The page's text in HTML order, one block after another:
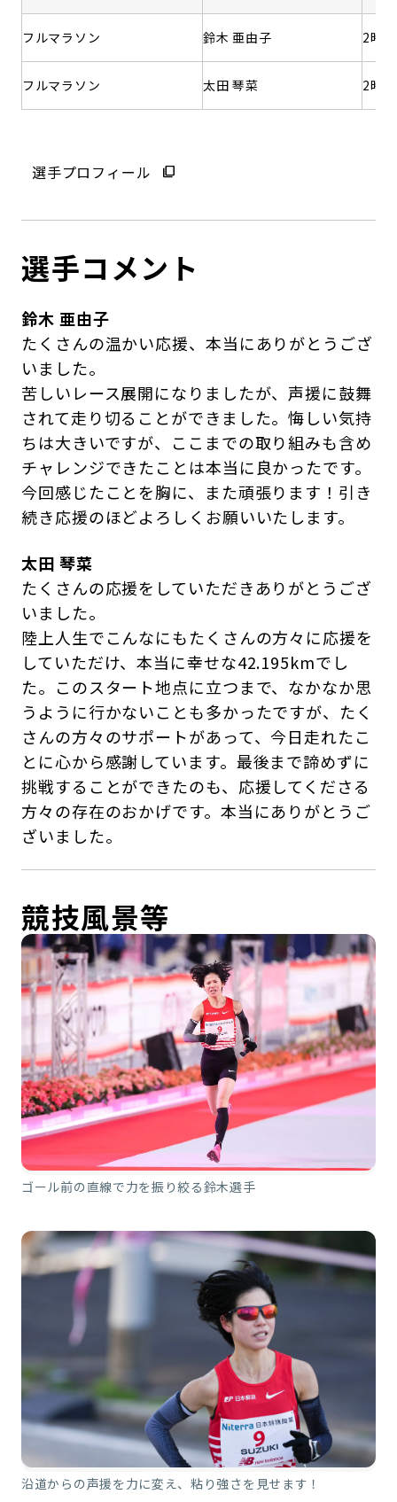
フルマラソン 鈴木 亜由子 2時
フルマラソン 太田 琴菜 2時
選手プロフィール
選手コメント
鈴木 亜由子
たくさんの温かい応援、本当にありがとうござ
いました。
苦しいレース展開になりましたが、声援に鼓舞
されて走り切ることができました。悔しい気持
ちは大きいですが、ここまでの取り組みも含め
チャレンジできたことは本当に良かったです。
今回感じたことを胸に、また頑張ります！引き
続き応援のほどよろしくお願いいたします。
太田 琴菜
たくさんの応援をしていただきありがとうござ
いました。
陸上人生でこんなにもたくさんの方々に応援を
していただけ、本当に幸せな42.195kmでし
た。このスタート地点に立つまで、なかなか思
うように行かないことも多かったですが、たく
さんの方々のサポートがあって、今日走れたこ
とに心から感謝しています。最後まで諦めずに
挑戦することができたのも、応援してくださる
方々の存在のおかげです。本当にありがとうご
ざいました。
競技風景等
ゴール前の直線で力を振り絞る鈴木選手
沿道からの声援を力に変え、粘り強さを見せます！